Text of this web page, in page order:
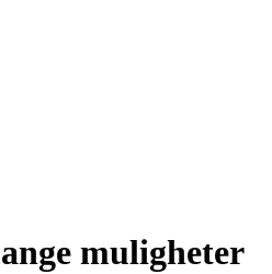
muligheter